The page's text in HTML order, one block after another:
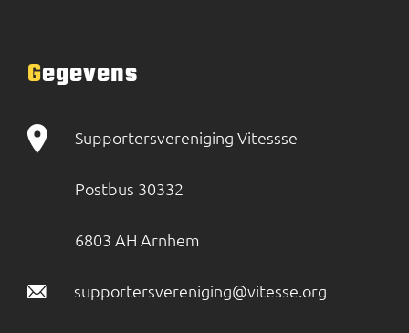
Gegevens
Supportersvereniging Vitessse
Postbus 30332
6803 AH Arnhem
supportersvereniging@vitesse.org